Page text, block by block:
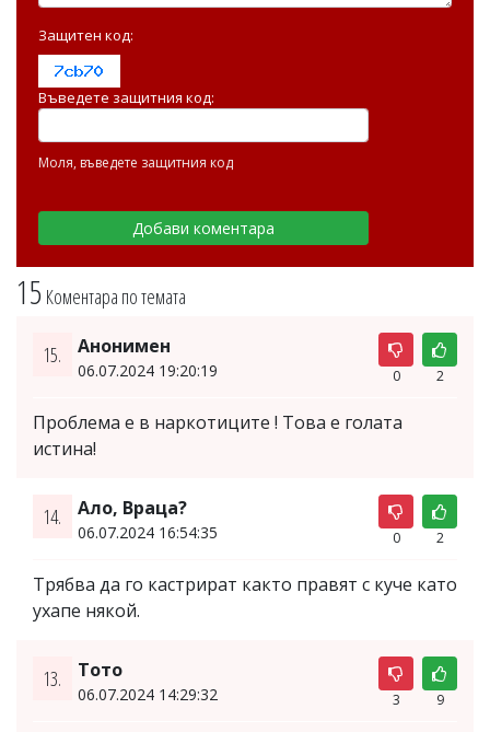
15 Коментара по темата
15. Анонимен
06.07.2024 19:20:19 0 2
Проблема е в наркотиците ! Това е голата
истина!
14. Ало, Враца?
06.07.2024 16:54:35 0 2
Трябва да го кастрират както правят с куче като
ухапе някой.
13. Тото
06.07.2024 14:29:32 3 9
Защитен код:
Въведете защитния код:
Моля, въведете защитния код